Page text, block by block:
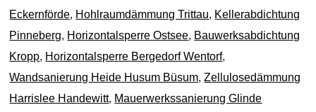
Eckernförde, Hohlraumdämmung Trittau, Kellerabdichtung
Pinneberg, Horizontalsperre Ostsee, Bauwerksabdichtung
Kropp, Horizontalsperre Bergedorf Wentorf,
Wandsanierung Heide Husum Büsum,Zellulosedämmung
Harrislee Handewitt, Mauerwerkssanierung Glinde